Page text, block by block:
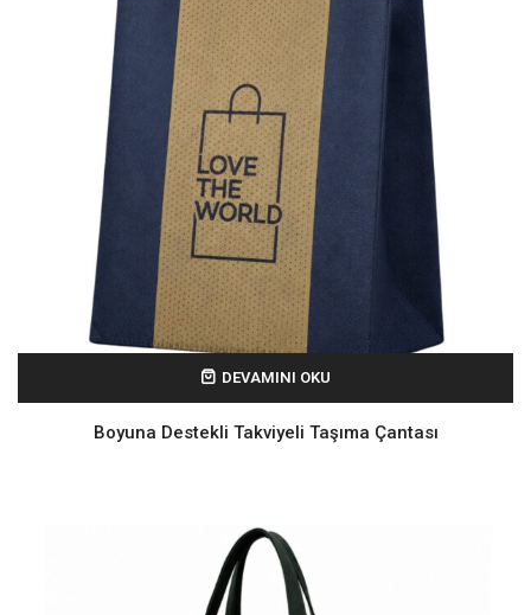
DEVAMINI OKU
Boyuna Destekli Takviyeli Taşıma Çantası